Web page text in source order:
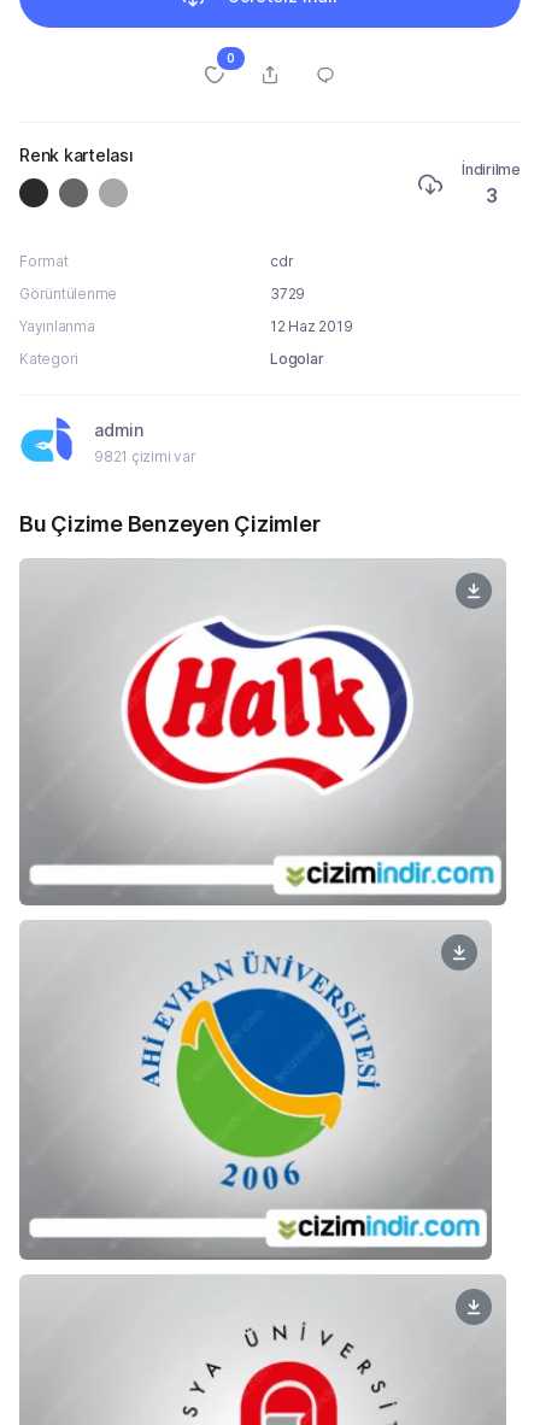
0
Renk kartelası
İndirilme
3
Format
cdr
Görüntülenme
3729
Yayınlanma
12 Haz 2019
Kategori
Logolar
admin
9821 çizimi var
Bu Çizime Benzeyen Çizimler